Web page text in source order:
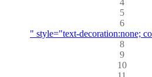
5
6
" style="text-decoration:none;
8
9
10